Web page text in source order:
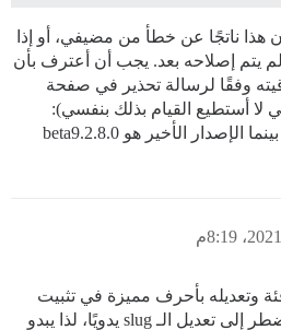
هذا ناتجًا عن خطأ من مضيفي، أو إذا
يتم إصلاحه بعد. يجب أن أعترف بأن
وفقًا لرسالة تحذير في صفحة
لا أستطيع القيام بذلك بنفسي):
وتعديله بأحرف مميزة في تثبيت
جديد وعمل بشكل جيد. لم أضطر إلى تعديل الـ slug يدويًا، لذا يبدو